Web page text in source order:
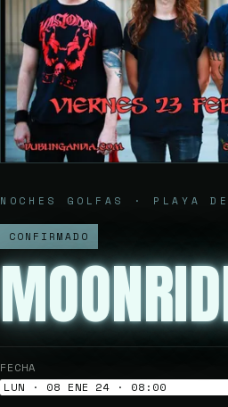
NOCHES GOLFAS · PLAYA
CONFIRMADO
FECHA
LUN · 08 ENE 24 · 08:00